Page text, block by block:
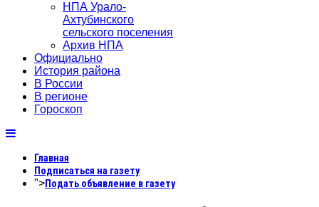
НПА Урало-
Ахтубинского
сельского поселения
Архив НПА
Официально
История района
В России
В регионе
Гороскоп
Главная
Подписаться на газету
">Подать объявление в газету